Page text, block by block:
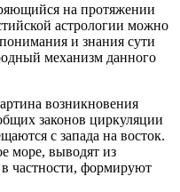
на протяжении
астрологии можно
и знания сути
механизм данного
возникновения
законов циркуляции
с запада на восток.
море, выводят из
частности, формируют